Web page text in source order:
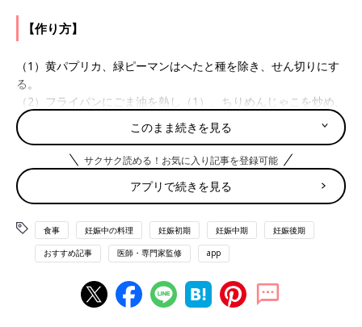
【作り方】
（1）黄パプリカ、緑ピーマンはへたと種を除き、せん切りにす
る。
（2）フライパンにごま油を熱し（1）、ちりめんじゃこを炒め、
Ａで味をととのえる。
監修／若宮寿子先生
撮影／渡辺七奈
【調理の基本】（調理をする前に必ずお読みくださ
い）
◆レシピの材料と作り方は表記してあるもの以外は2人分、各メ
ニューに表示してある熱量、塩分量は1人分です。
◆材料の分量は、小さじ1＝5ml、大さじ1＝15ml、1カップ＝
このまま続きを見る
サクサク読める！お気に入り記事を登録可能
アプリで続きを見る
食事 妊娠中の料理 妊娠初期 妊娠中期 妊娠後期
おすすめ記事 医師・専門家監修 app